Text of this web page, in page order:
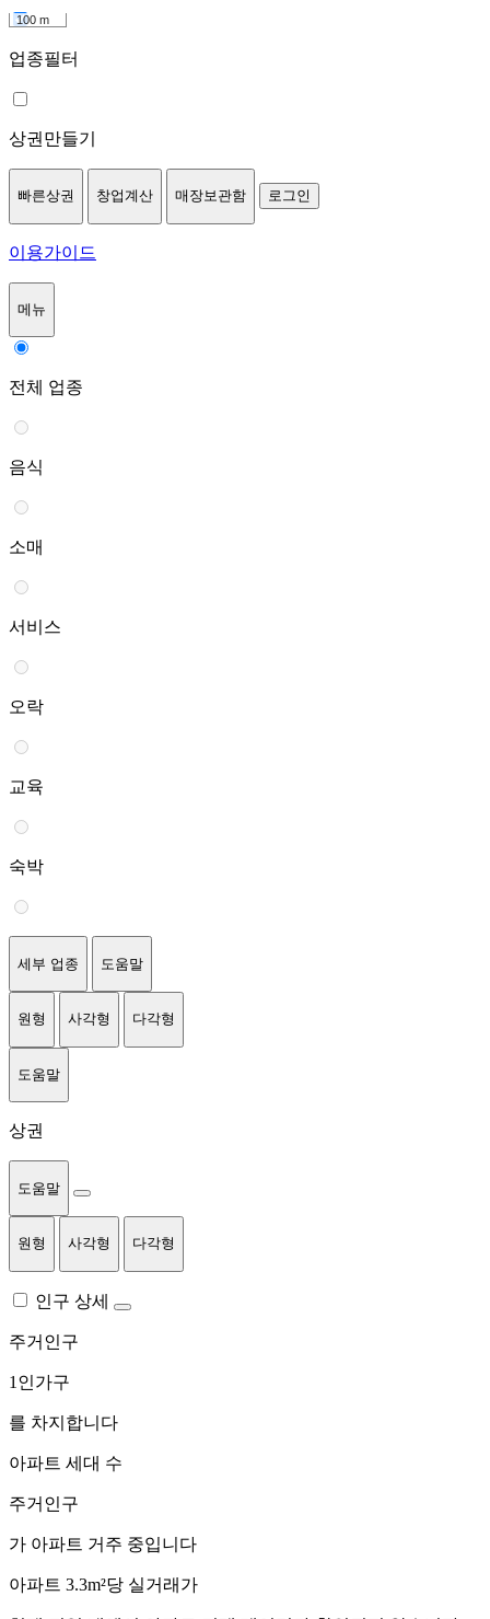
100 m
업종필터
상권만들기
빠른상권 창업계산 매장보관함 로그인
이용가이드
메뉴
전체 업종
음식
소매
서비스
오락
교육
숙박
세부 업종 도움말
원형 사각형 다각형
도움말
상권
도움말
원형 사각형 다각형
인구 상세
주거인구
1인가구
를 차지합니다
아파트 세대 수
주거인구
가 아파트 거주 중입니다
아파트 3.3m²당 실거래가